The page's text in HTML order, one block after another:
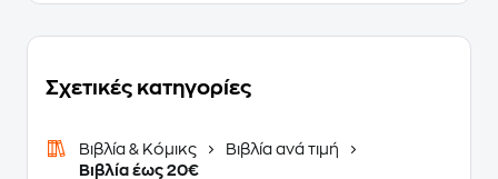
Σχετικές κατηγορίες
Βιβλία & Κόμικς
Βιβλία ανά τιμή
Βιβλία έως 20€